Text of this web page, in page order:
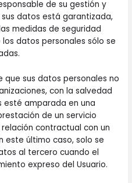
de su gestión y
datos está garantizada,
medidas de seguridad
datos personales sólo se
que sus datos personales no
con la salvedad
esté amparada en una
de un servicio
contractual con un
este último caso, solo se
al tercero cuando el
expreso del Usuario.